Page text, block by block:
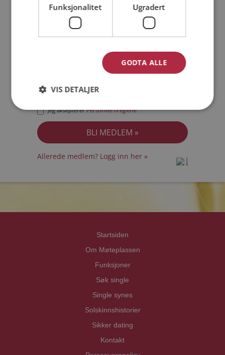
Jeg akseptererPersonvernreglene
Allerede medlem? Logg inn her »
Startsiden
Om Møteplassen
Funksjoner
Søk single
Single synes
Solskinnshistorier
Sikker dating
Kontakt
Funksjonalitet Ugradert
GODTA ALLE
VIS DETALJER